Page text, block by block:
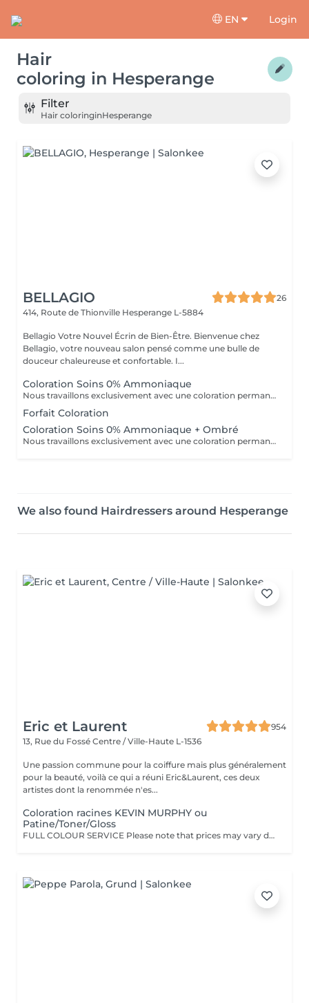
EN Login
Hair
coloring in Hesperange
Filter
Hair coloringinHesperange
BELLAGIO
26
414, Route de Thionville Hesperange L-5884
Bellagio Votre Nouvel Écrin de Bien-Être. Bienvenue chez
Bellagio, votre nouveau salon pensé comme une bulle de
douceur chaleureuse et confortable. I...
Coloration Soins 0% Ammoniaque
Nous travaillons exclusivement avec une coloration permanente professionnelle sans ammoniaque, enrichie en caviar et en kératine. Elle offre des résultats intenses, homogènes et durables tout en respectant la fibre capillaire. Sa formule assure une couverture optimale des cheveux blancs, une excellente tenue et une brillance remarquable.
Forfait Coloration
Coloration Soins 0% Ammoniaque + Ombré
Nous travaillons exclusivement avec une coloration permanente professionnelle sans ammoniaque, enrichie en caviar et en kératine. Elle offre des résultats intenses, homogènes et durables tout en respectant la fibre capillaire. Sa formule assure une couverture optimale des cheveux blancs, une excellente tenue et une brillance remarquable.
We also found Hairdressers around Hesperange
Eric et Laurent
954
13, Rue du Fossé Centre / Ville-Haute L-1536
Une passion commune pour la coiffure mais plus généralement
pour la beauté, voilà ce qui a réuni Eric&Laurent, ces deux
artistes dont la renommée n'es...
Coloration racines KEVIN MURPHY ou
Patine/Toner/Gloss
FULL COLOUR SERVICE Please note that prices may vary depending on hair length, hair density, additional product usage, and the complexity of the service. COLOR.ME by KEVIN.MURPHY Experience a luxurious colour service powered by COLOR.ME by KEVIN.MURPHY, a high-performance colour range designed to deliver exceptional results while respecting the integrity of the hair. Benefits: Ammonia-free, PPD-free, and paraben-free formula Enriched with Honey, Shea Butter, and Pomegranate for enhanced care and shine Provides up to 100% grey hair coverage Delivers rich, vibrant, and long-lasting colour results Leaves the hair soft, healthy, and radiant Cruelty-free and ethically developed A premium colouring experience that combines beautiful colour performance with advanced hair care technology.